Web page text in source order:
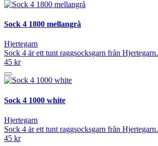
Sock 4 1800 mellangrå
Hjertegarn
Sock 4 är ett tunt raggsocksgarn från Hjertegarn.
45 kr
Sock 4 1000 white
Hjertegarn
Sock 4 är ett tunt raggsocksgarn från Hjertegarn.
45 kr